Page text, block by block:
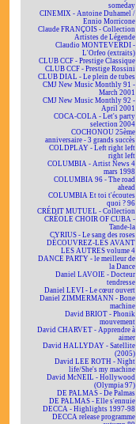
someday
CINEMIX - Antoine Duhamel /
Ennio Morricone
Claude FRANÇOIS - Collection
Artistes de Légende
Claudio MONTEVERDI -
L'Orfeo (extraits)
CLUB CCF - Prestige Classique
CLUB CCF - Prestige Rossini
CLUB DIAL - Le plein de tubes
CMJ New Music Monthly 91 -
March 2001
CMJ New Music Monthly 92 -
April 2001
COCA-COLA - Let's party
selection 2004
COCHONOU 25ème
anniversaire - 3 grands succès
COLDPLAY - Left right left
right left
COLUMBIA - Artist News 4
mars 1998
COLUMBIA 96 - The road
ahead
COLUMBIA Et toi t'écoutes
quoi ? 96
CRÉDIT MUTUEL - Collection
CRÉOLE CHOIR OF CUBA -
Tande-la
CYRIUS - Le sang des roses
DÉCOUVREZ-LES AVANT
LES AUTRES volume 4
DANCE PARTY - le meilleur de
la Dance
Daniel LAVOIE - Docteur
tendresse
Daniel LEVI - Le cœur ouvert
Daniel ZIMMERMANN - Bone
machine
David BRIOT - Phonik
mouvement
David CHARVET - Apprendre à
aimer
David HALLYDAY - Satellite
(2005)
David LEE ROTH - Night
life/She's my machine
David McNEIL - Hollywood
(Olympia 97)
DE PALMAS - De Palmas
DE PALMAS - Elle s'ennuie
DECCA - Highlights 1997-98
DECCA release programme